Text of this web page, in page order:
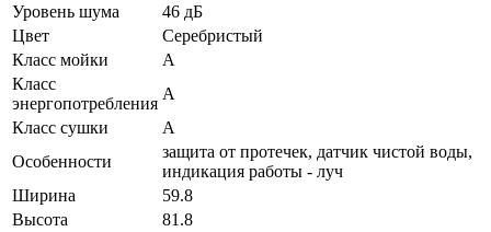
Уровень шума
46 дБ
Цвет
Серебристый
Класс мойки
A
Класс
энергопотребления
A
Класс сушки
A
Особенности
защита от протечек, датчик чистой воды,
индикация работы - луч
Ширина
59.8
Высота
81.8